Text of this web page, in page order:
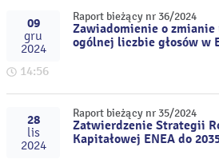
09
gru
2024
14:56
Raport bieżący nr 36/2024
Zawiadomienie o zmianie
ogólnej liczbie głosów w
28
lis
2024
Raport bieżący nr 35/2024
Zatwierdzenie Strategii
Kapitałowej ENEA do